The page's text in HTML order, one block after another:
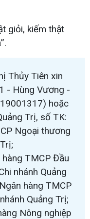
giỏi, kiếm thật
Thủy Tiên xin
- Hùng Vương -
hoặc
Trị, số TK:
Ngoại thương
TMCP Đầu
nhánh Quảng
hàng TMCP
Quảng Trị;
Nông nghiệp